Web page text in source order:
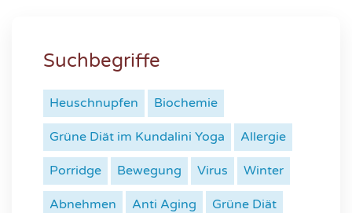
Suchbegriffe
Heuschnupfen Biochemie
Grüne Diät im Kundalini Yoga Allergie
Porridge Bewegung Virus Winter
Abnehmen Anti Aging Grüne Diät